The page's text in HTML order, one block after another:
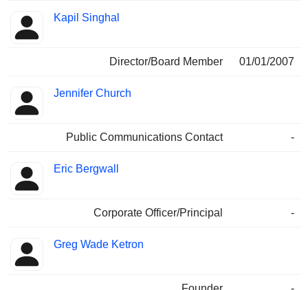
Kapil Singhal
Director/Board Member 01/01/2007
Jennifer Church
Public Communications Contact -
Eric Bergwall
Corporate Officer/Principal -
Greg Wade Ketron